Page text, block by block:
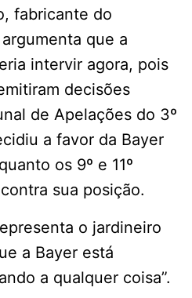
fabricante do
que a
intervir agora, pois
decisões
de Apelações do 3º
a favor da Bayer
os 9º e 11º
sua posição.
o jardineiro
a Bayer está
a qualquer coisa”.